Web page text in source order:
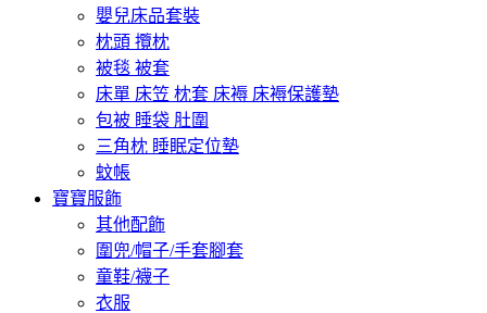
嬰兒床品套裝
枕頭 攬枕
被毯 被套
床單 床笠 枕套 床褥 床褥保護墊
包被 睡袋 肚圍
三角枕 睡眠定位墊
蚊帳
寶寶服飾
其他配飾
圍兜/帽子/手套腳套
童鞋/襪子
衣服